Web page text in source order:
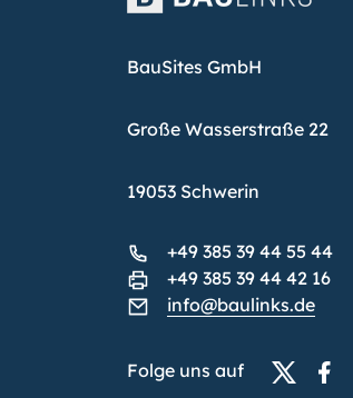
BauSites GmbH
Große Wasserstraße 22
19053 Schwerin
+49 385 39 44 55 44
+49 385 39 44 42 16
info@baulinks.de
Folge uns auf